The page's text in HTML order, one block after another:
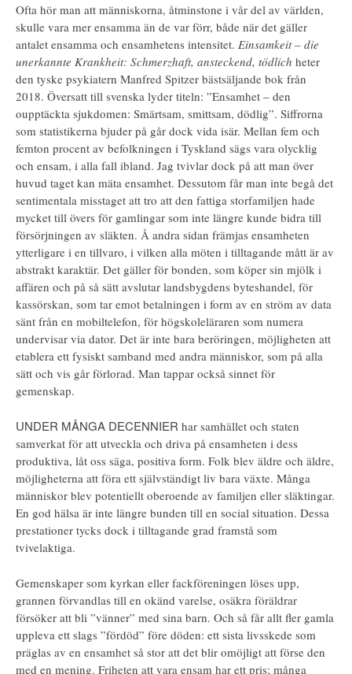
Ofta hör man att människorna, åtminstone i vår del av världen,
skulle vara mer ensamma än de var förr, både när det gäller
antalet ensamma och ensamhetens intensitet. Einsamkeit – die
unerkannte Krankheit: Schmerzhaft, ansteckend, tödlich heter
den tyske psykiatern Manfred Spitzer bästsäljande bok från
2018. Översatt till svenska lyder titeln: ”Ensamhet – den
oupptäckta sjukdomen: Smärtsam, smittsam, dödlig”. Siffrorna
som statistikerna bjuder på går dock vida isär. Mellan fem och
femton procent av befolkningen i Tyskland sägs vara olycklig
och ensam, i alla fall ibland. Jag tvivlar dock på att man över
huvud taget kan mäta ensamhet. Dessutom får man inte begå det
sentimentala misstaget att tro att den fattiga storfamiljen hade
mycket till övers för gamlingar som inte längre kunde bidra till
försörjningen av släkten. Å andra sidan främjas ensamheten
ytterligare i en tillvaro, i vilken alla möten i tilltagande mått är av
abstrakt karaktär. Det gäller för bonden, som köper sin mjölk i
affären och på så sätt avslutar landsbygdens byteshandel, för
kassörskan, som tar emot betalningen i form av en ström av data
sänt från en mobiltelefon, för högskoleläraren som numera
undervisar via dator. Det är inte bara beröringen, möjligheten att
etablera ett fysiskt samband med andra människor, som på alla
sätt och vis går förlorad. Man tappar också sinnet för
gemenskap.
UNDER MÅNGA DECENNIER har samhället och staten
samverkat för att utveckla och driva på ensamheten i dess
produktiva, låt oss säga, positiva form. Folk blev äldre och äldre,
möjligheterna att föra ett självständigt liv bara växte. Många
människor blev potentiellt oberoende av familjen eller släktingar.
En god hälsa är inte längre bunden till en social situation. Dessa
prestationer tycks dock i tilltagande grad framstå som
tvivelaktiga.
Gemenskaper som kyrkan eller fackföreningen löses upp,
grannen förvandlas till en okänd varelse, osäkra föräldrar
försöker att bli ”vänner” med sina barn. Och så får allt fler gamla
uppleva ett slags ”fördöd” före döden: ett sista livsskede som
präglas av en ensamhet så stor att det blir omöjligt att förse den
med en mening. Friheten att vara ensam har ett pris; många